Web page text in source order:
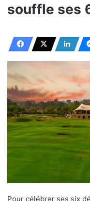
souffle ses
Pour célébrer ses six